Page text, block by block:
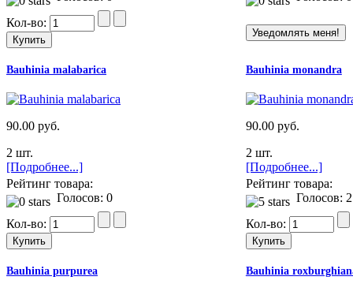
Кол-во:
Bauhinia malabarica
90.00 руб.
2 шт.
[Подробнее...]
Рейтинг товара:
Голосов: 0
Кол-во:
Bauhinia monandra
90.00 руб.
2 шт.
[Подробнее...]
Рейтинг товара:
Голосов: 2
Кол-во:
Bauhinia purpurea Bauhinia